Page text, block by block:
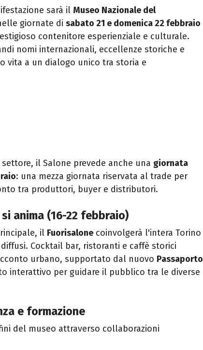
sarà il Museo Nazionale del
giornate di sabato 21 e domenica 22 febbraio
contenitore esperienziale e culturale.
nomi internazionali, eccellenze storiche e
vita a un dialogo unico tra storia e
il Salone prevede anche una giornata
: una mezza giornata riservata al trade per
tra produttori, buyer e distributori.
anima (16-22 febbraio)
il Fuorisalone coinvolgerà l'intera Torino
Cocktail bar, ristoranti e caffè storici
urbano, supportato dal nuovo Passaporto
interattivo per guidare il pubblico tra le diverse
e formazione
del museo attraverso collaborazioni